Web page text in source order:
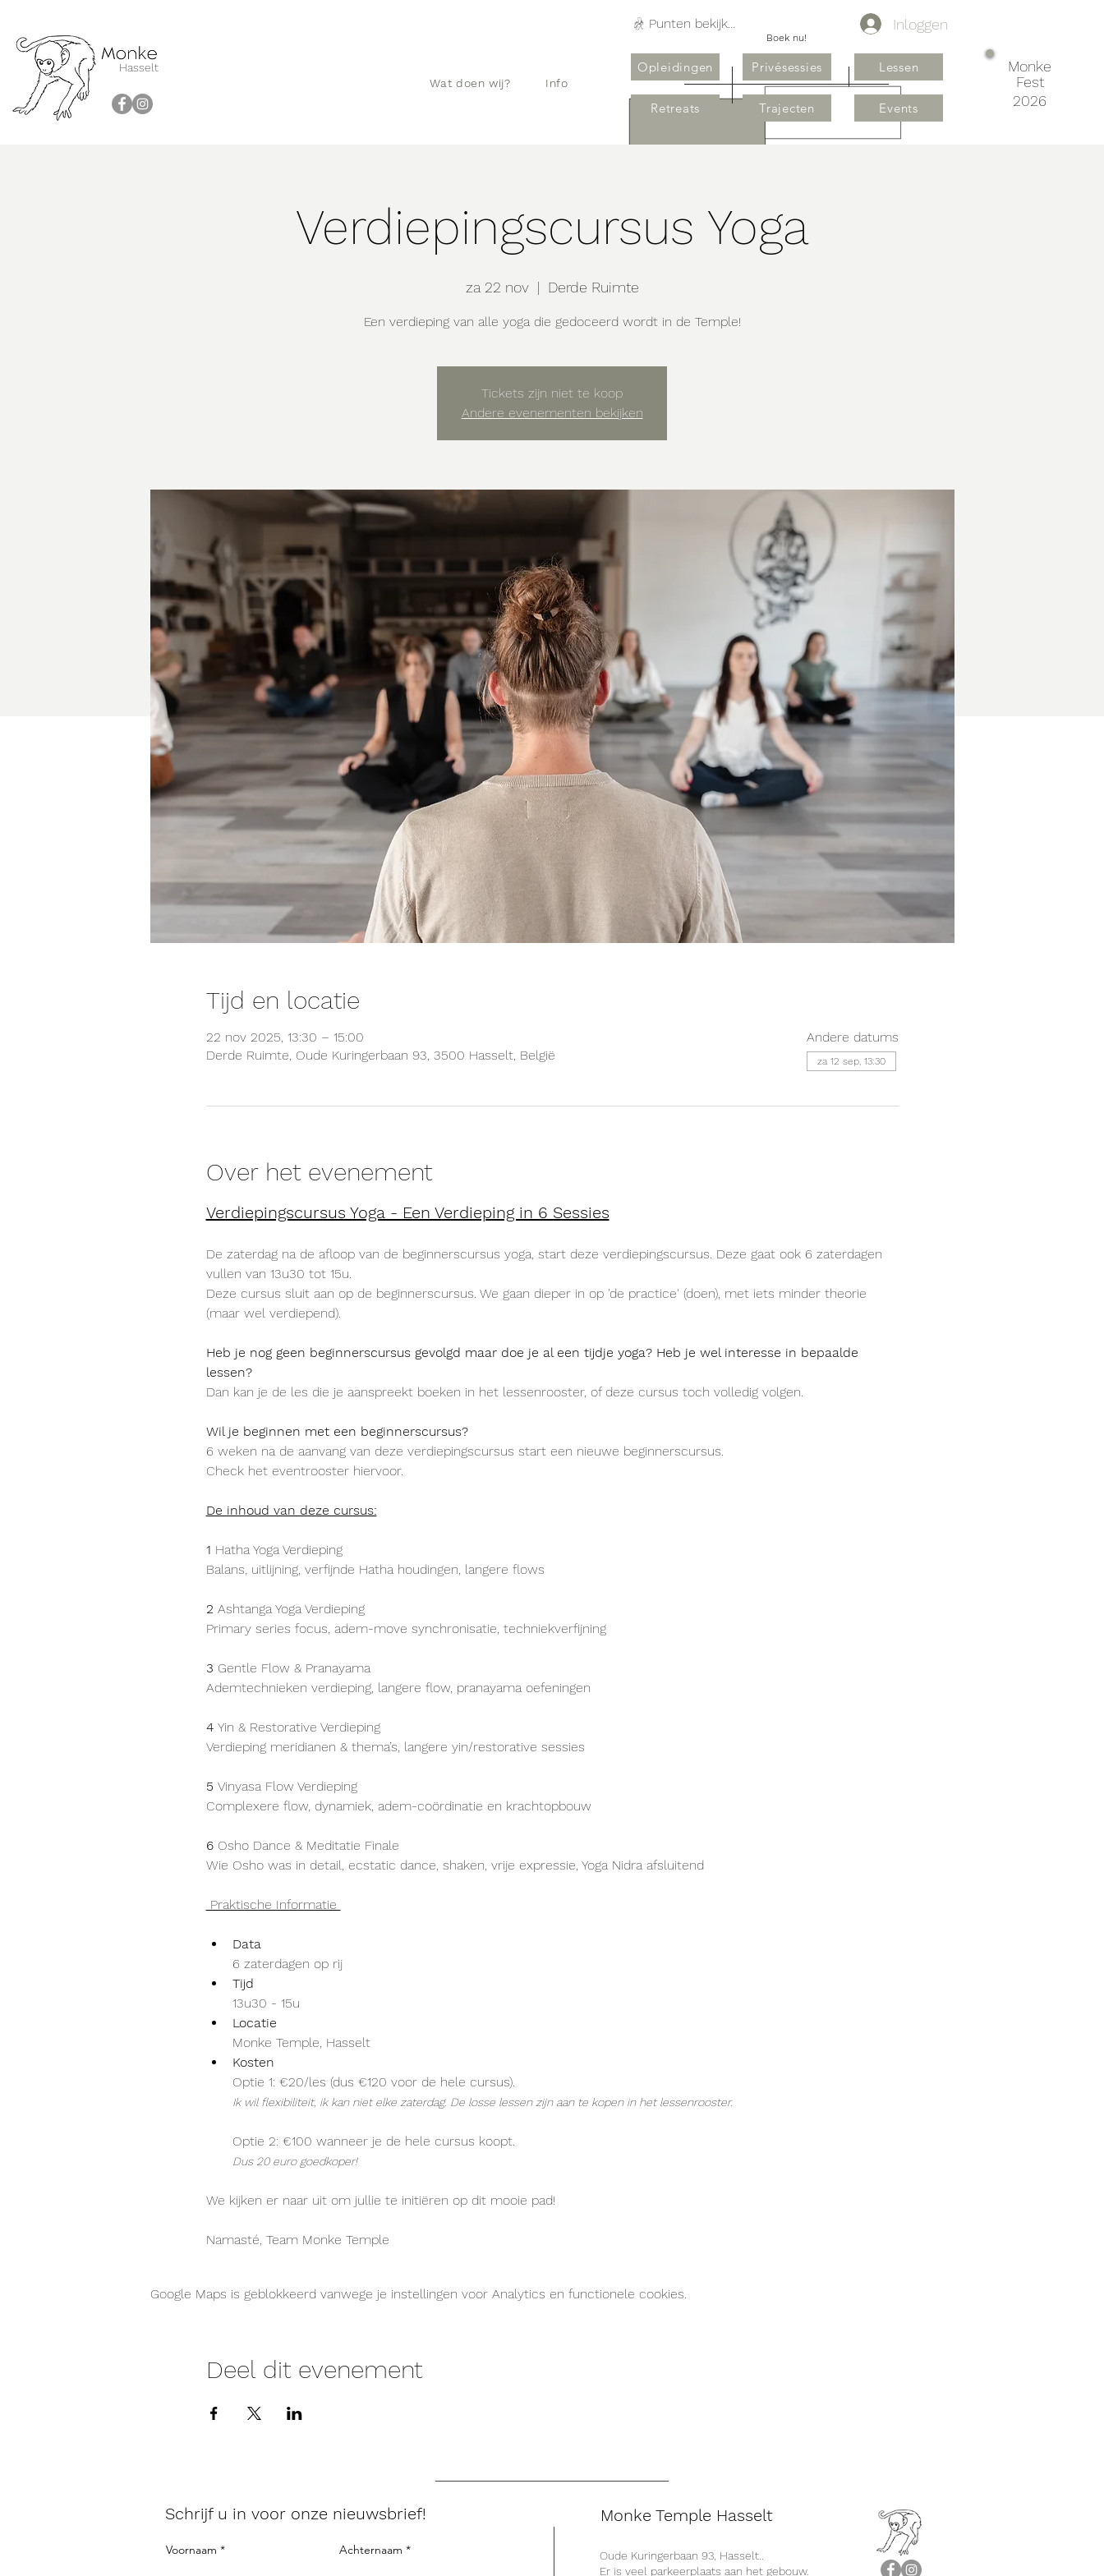
Hasselt
Wat doen wij?
Info
Boek nu!
Privésessies
Trajecten
Lessen
Events
Inloggen
Opleidingen
Retreats
Punten bekijken
Monke
Fest
2026
Verdiepingscursus Yoga
za 22 nov
  |
Derde Ruimte
Een verdieping van alle yoga die gedoceerd wordt in de Temple!
Tickets zijn niet te koop
Andere evenementen bekijken
Tijd en locatie
22 nov 2025, 13:30 – 15:00
Derde Ruimte, Oude Kuringerbaan 93, 3500 Hasselt, België
Andere datums
za 12 sep, 13:30
Over het evenement
Verdiepingscursus Yoga - Een Verdieping in 6 Sessies
De zaterdag na de afloop van de beginnerscursus yoga, start deze verdiepingscursus. Deze gaat ook 6 zaterdagen
vullen van 13u30 tot 15u.
Deze cursus sluit aan op de beginnerscursus. We gaan dieper in op 'de practice' (doen), met iets minder theorie
(maar wel verdiepend).
Heb je nog geen beginnerscursus gevolgd maar doe je al een tijdje yoga? Heb je wel interesse in bepaalde
lessen?
Dan kan je de les die je aanspreekt boeken in het lessenrooster, of deze cursus toch volledig volgen.
Wil je beginnen met een beginnerscursus?
6 weken na de aanvang van deze verdiepingscursus start een nieuwe beginnerscursus.
Check het eventrooster hiervoor.
De inhoud van deze cursus:
1 Hatha Yoga Verdieping
Balans, uitlijning, verfijnde Hatha houdingen, langere flows
2 Ashtanga Yoga Verdieping
Primary series focus, adem-move synchronisatie, techniekverfijning
3 Gentle Flow & Pranayama
Ademtechnieken verdieping, langere flow, pranayama oefeningen
4 Yin & Restorative Verdieping
Verdieping meridianen & thema’s, langere yin/restorative sessies
5 Vinyasa Flow Verdieping
Complexere flow, dynamiek, adem-coördinatie en krachtopbouw
6 Osho Dance & Meditatie Finale
Wie Osho was in detail, ecstatic dance, shaken, vrije expressie, Yoga Nidra afsluitend
Praktische Informatie
Data
6 zaterdagen op rij
Tijd
13u30 - 15u
Locatie
Monke Temple, Hasselt
Kosten
Optie 1: €20/les (dus €120 voor de hele cursus).
Ik wil flexibiliteit, ik kan niet elke zaterdag. De losse lessen zijn aan te kopen in het lessenrooster.
Optie 2: €100 wanneer je de hele cursus koopt.
Dus 20 euro goedkoper!
We kijken er naar uit om jullie te initiëren op dit mooie pad!
Namasté, Team Monke Temple
Google Maps is geblokkeerd vanwege je instellingen voor Analytics en functionele cookies.
Deel dit evenement
Schrijf u in voor onze nieuwsbrief!
Voornaam Achternaam
Monke Temple Hasselt
Oude Kuringerbaan 93, Hasselt..
Er is veel parkeerplaats aan het gebouw.